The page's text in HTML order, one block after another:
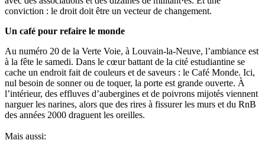
conviction : le droit doit être un vecteur de changement.
Un café pour refaire le monde
Au numéro 20 de la Verte Voie, à Louvain-la-Neuve, l’ambiance est
à la fête le samedi. Dans le cœur battant de la cité estudiantine se
cache un endroit fait de couleurs et de saveurs : le Café Monde. Ici,
nul besoin de sonner ou de toquer, la porte est grande ouverte. À
l’intérieur, des effluves d’aubergines et de poivrons mijotés viennent
narguer les narines, alors que des rires à fissurer les murs et du RnB
des années 2000 draguent les oreilles.
Mais aussi: